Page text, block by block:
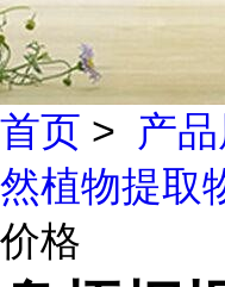
首页 > 产
然植物提取
价格